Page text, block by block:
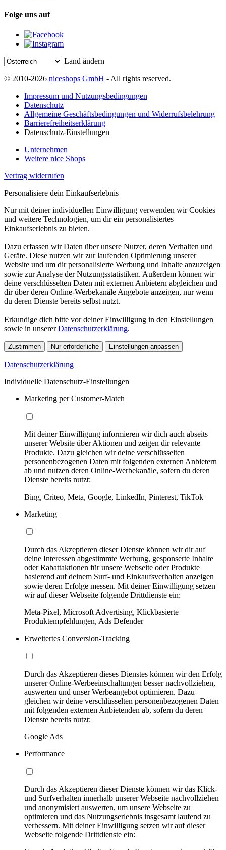
Folge uns auf
Land ändern
© 2010-2026 niceshops GmbH - All rights reserved.
Impressum und Nutzungsbedingungen
Datenschutz
Allgemeine Geschäftsbedingungen und Widerrufsbelehrung
Barrierefreiheitserklärung
Datenschutz-Einstellungen
Unternehmen
Weitere nice Shops
Vertrag widerrufen
Personalisiere dein Einkaufserlebnis
Nur mit deiner individuellen Einwilligung verwenden wir Cookies
und weitere Technologien, um dir ein personalisiertes
Einkaufserlebnis zu bieten.
Dazu erfassen wir Daten über unsere Nutzer, deren Verhalten und
Geräte. Diese nutzen wir zur laufenden Optimierung unserer
Website und um dir personalisierte Werbung und Inhalte anzuzeigen
sowie zur Analyse der Nutzungsstatistiken. Außerdem können wir
deine verschlüsselten Daten mit externen Anbietern abgleichen und
dir über deren Online-Werbekanäle Angebote anzeigen, nur wenn
du deren Dienste bereits selbst nutzt.
Erkundige dich bitte vor deiner Einwilligung in den Einstellungen
sowie in unsererDatenschutzerklärung.
Zustimmen Nur erforderliche Einstellungen anpassen
Datenschutzerklärung
Individuelle Datenschutz-Einstellungen
Marketing per Customer-Match
Mit deiner Einwilligung informieren wir dich auch abseits
unserer Website über Aktionen und zeigen dir relevante
Produkte. Dazu gleichen wir deine verschlüsselten
personenbezogenen Daten mit folgenden externen Anbietern
ab und nutzen deren Online-Werbekanäle, sofern du deren
Dienste bereits nutzt:
Bing, Criteo, Meta, Google, LinkedIn, Pinterest, TikTok
Marketing
Durch das Akzeptieren dieser Dienste können wir dir auf
deine Interessen abgestimmte Werbung, gesponserte Inhalte
oder Rabattaktionen für unsere Webseite oder Produkte
basierend auf deinem Surf- und Einkaufsverhalten anzeigen
sowie deren Erfolge messen. Mit deiner Einwilligung setzen
wir auf dieser Webseite folgende Drittdienste ein:
Meta-Pixel, Microsoft Advertising, Klickbasierte
Produktempfehlungen, Ads Defender
Erweitertes Conversion-Tracking
Durch das Akzeptieren dieses Dienstes können wir den Erfolg
unserer Online-Werbeeinschaltungen besser nachvollziehen,
auswerten und unser Werbeangebot optimieren. Dazu
gleichen wir deine verschlüsselten personenbezogenen Daten
mit folgenden externen Anbietenden ab, sofern du deren
Dienste bereits nutzt:
Google Ads
Performance
Durch das Akzeptieren dieser Dienste können wir das Klick-
und Surfverhalten innerhalb unserer Webseite nachvollziehen
und anonymisiert auswerten, um unsere Webseite zu
optimieren und das Nutzungserlebnis insgesamt laufend zu
verbessern. Mit deiner Einwilligung setzen wir auf dieser
Webseite folgende Drittdienste ein: